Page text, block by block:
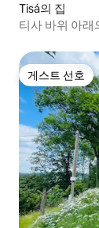
Tisá의 집
티사 바위 아래
게스트 선호
게스트 선호